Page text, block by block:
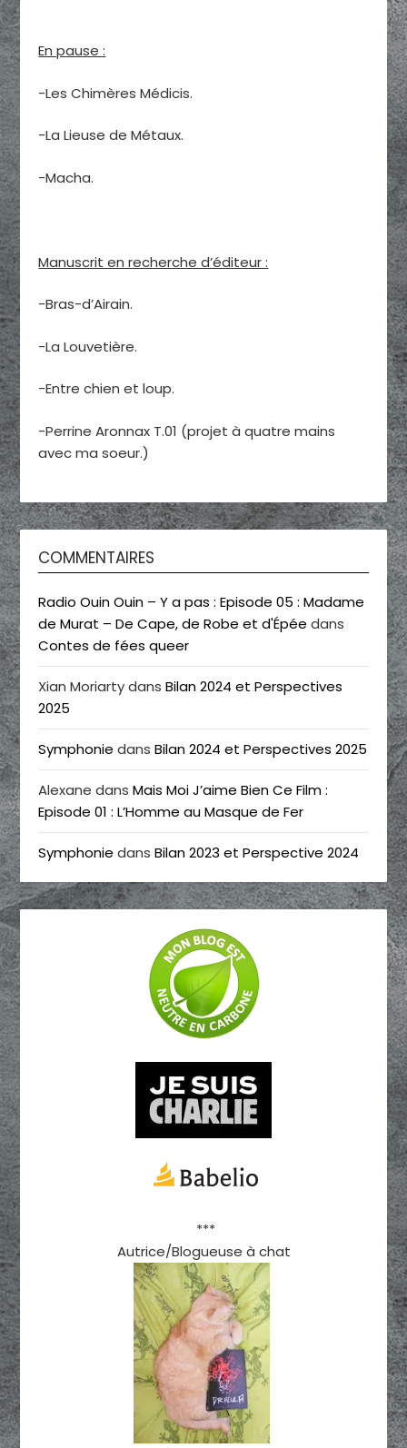
En pause :
-Les Chimères Médicis.
-La Lieuse de Métaux.
-Macha.
Manuscrit en recherche d’éditeur :
-Bras-d’Airain.
-La Louvetière.
-Entre chien et loup.
-Perrine Aronnax T.01 (projet à quatre mains
avec ma soeur.)
COMMENTAIRES
Radio Ouin Ouin – Y a pas : Episode 05 : Madame
de Murat – De Cape, de Robe et d'Épée dans
Contes de fées queer
Xian MoriartydansBilan 2024 et Perspectives
2025
Symphonie dansBilan 2024 et Perspectives 2025
Alexane dansMais Moi J’aime Bien Ce Film :
Episode 01 : L’Homme au Masque de Fer
Symphonie dansBilan 2023 et Perspective 2024
***
Autrice/Blogueuse à chat